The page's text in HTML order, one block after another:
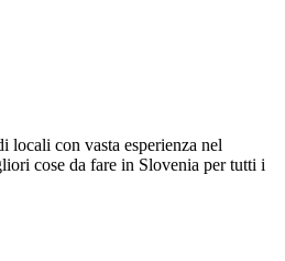
locali con vasta esperienza nel
cose da fare in Slovenia per tutti i